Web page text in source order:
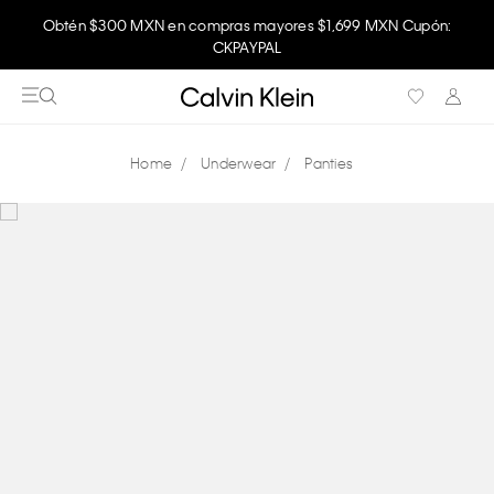
Obtén $300 MXN en compras mayores $1,699 MXN Cupón:
CKPAYPAL
Underwear Panties